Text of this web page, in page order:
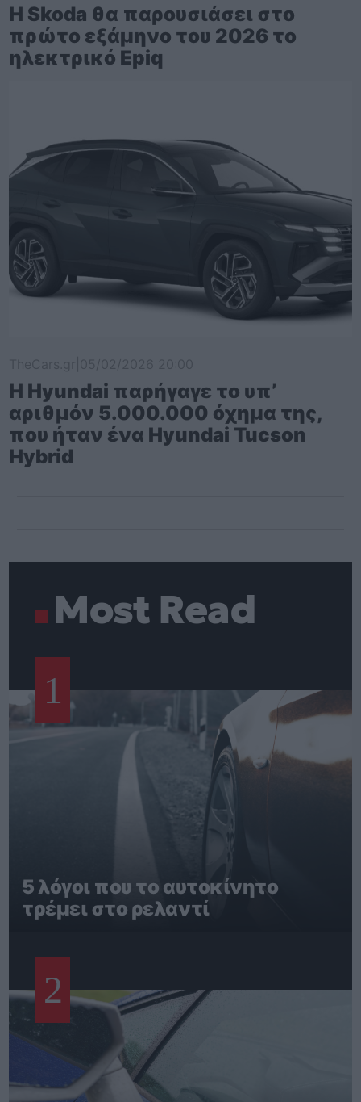
Η Skoda θα παρουσιάσει στο
πρώτο εξάμηνο του 2026 το
ηλεκτρικό Epiq
Η Hyundai παρήγαγε το υπ’
αριθμόν 5.000.000 όχημα της,
που ήταν ένα Hyundai Tucson
Hybrid
Most Read
1
5 λόγοι που το αυτοκίνητο
τρέμει στο ρελαντί
2